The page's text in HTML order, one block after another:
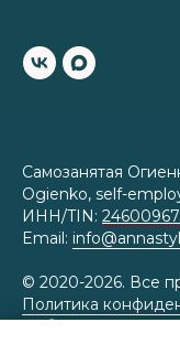
Самозанятая
Ogienko, self-
ИНН/TIN:
Email:
© 2020-2026. Все
Политика
Публичная оферта